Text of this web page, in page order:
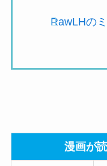
RawLHの
漫画が